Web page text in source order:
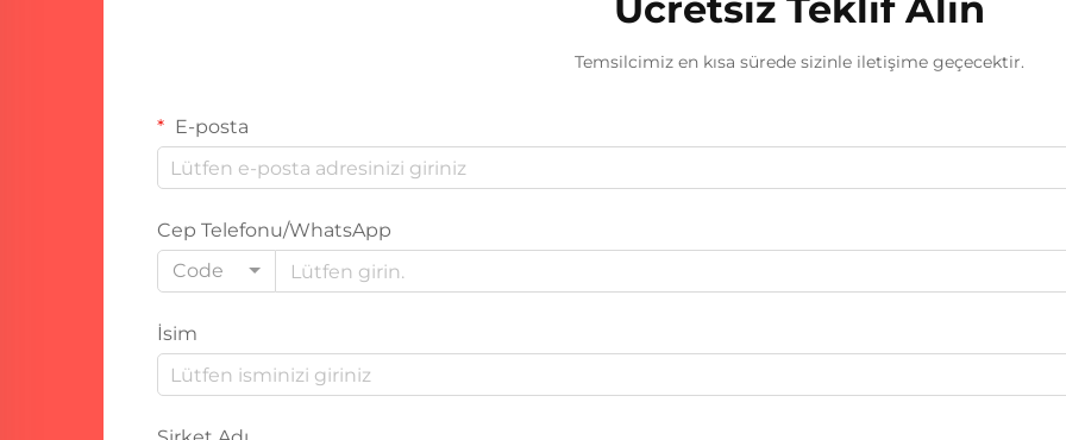
Temsilcimiz en kısa sürede sizinle iletişime geçecektir.
E-posta
Cep Telefonu/WhatsApp
Code
İsim